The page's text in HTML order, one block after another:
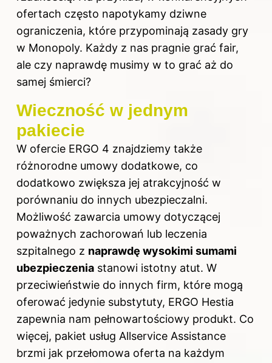
ofertach często napotykamy dziwne
ograniczenia, które przypominają zasady gry
w Monopoly. Każdy z nas pragnie grać fair,
ale czy naprawdę musimy w to grać aż do
samej śmierci?
Wieczność w jednym
pakiecie
W ofercie ERGO 4 znajdziemy także
różnorodne umowy dodatkowe, co
dodatkowo zwiększa jej atrakcyjność w
porównaniu do innych ubezpieczalni.
Możliwość zawarcia umowy dotyczącej
poważnych zachorowań lub leczenia
szpitalnego z naprawdę wysokimi sumami
ubezpieczenia stanowi istotny atut. W
przeciwieństwie do innych firm, które mogą
oferować jedynie substytuty, ERGO Hestia
zapewnia nam pełnowartościowy produkt. Co
więcej, pakiet usług Allservice Assistance
brzmi jak przełomowa oferta na każdym